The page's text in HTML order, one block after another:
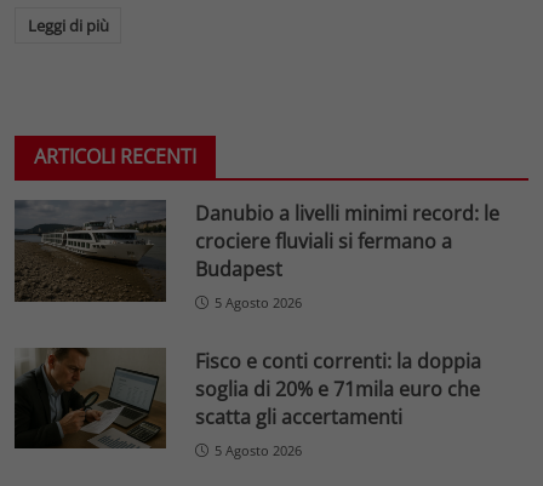
Leggi di più
ARTICOLI RECENTI
Danubio a livelli minimi record: le
crociere fluviali si fermano a
Budapest
5 Agosto 2026
Fisco e conti correnti: la doppia
soglia di 20% e 71mila euro che
scatta gli accertamenti
5 Agosto 2026